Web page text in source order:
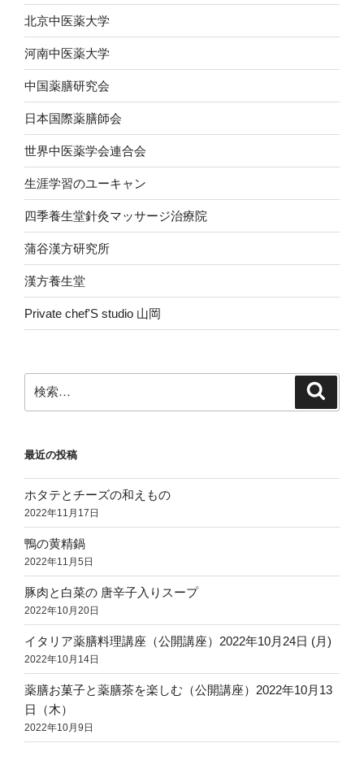
北京中医薬大学
河南中医薬大学
中国薬膳研究会
日本国際薬膳師会
世界中医薬学会連合会
生涯学習のユーキャン
四季養生堂針灸マッサージ治療院
蒲谷漢方研究所
漢方養生堂
Private chef'S studio 山岡
索:
最近の投稿
ホタテとチーズの和えもの
2022年11月17日
鴨の黄精鍋
2022年11月5日
豚肉と白菜の 唐辛子入りスープ
2022年10月20日
イタリア薬膳料理講座（公開講座）2022年10月24日 (月)
2022年10月14日
薬膳お菓子と薬膳茶を楽しむ（公開講座）2022年10月13
日（木）
2022年10月9日